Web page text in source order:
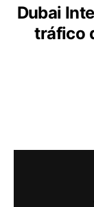
Dubai
tráfico